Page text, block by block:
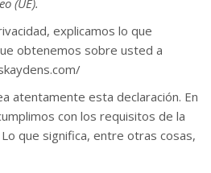
(UE).
explicamos lo que
obtenemos sobre usted a
atentamente esta declaración. En
con los requisitos de la
que significa, entre otras cosas,